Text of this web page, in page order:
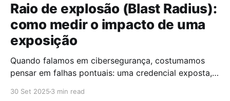
Raio de explosão (Blast Radius):
como medir o impacto de uma
exposição
Quando falamos em cibersegurança, costumamos
pensar em falhas pontuais: uma credencial exposta,
30 Set 2025 3 min read